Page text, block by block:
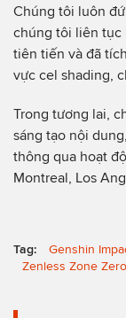
Chúng tôi luôn
chúng tôi liên tục
tiên tiến và đã
vực cel shading,
Trong tương lai,
sáng tạo nội
thông qua hoạt
Montreal, Los
Tag: Genshin
Zenless Zone Zero